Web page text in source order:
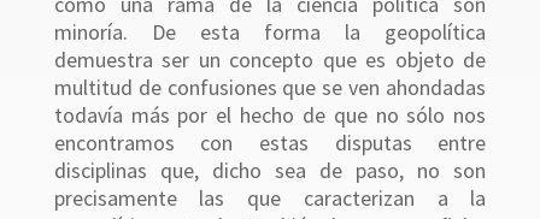
minoría. De esta forma la geopolítica
demuestra ser un concepto que es objeto de
multitud de confusiones que se ven ahondadas
todavía más por el hecho de que no sólo nos
encontramos con estas disputas entre
disciplinas que, dicho sea de paso, no son
precisamente las que caracterizan a la